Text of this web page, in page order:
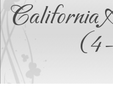
California